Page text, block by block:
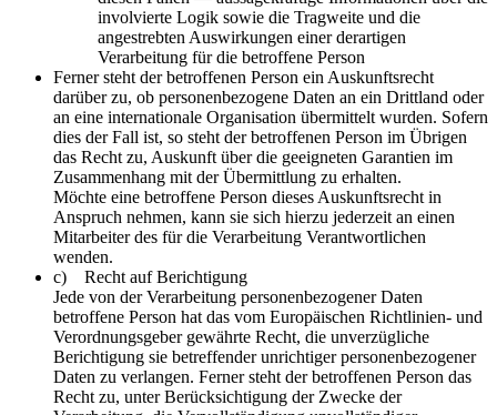
involvierte Logik sowie die Tragweite und die
angestrebten Auswirkungen einer derartigen
Verarbeitung für die betroffene Person
Ferner steht der betroffenen Person ein Auskunftsrecht
darüber zu, ob personenbezogene Daten an ein Drittland oder
an eine internationale Organisation übermittelt wurden. Sofern
dies der Fall ist, so steht der betroffenen Person im Übrigen
das Recht zu, Auskunft über die geeigneten Garantien im
Zusammenhang mit der Übermittlung zu erhalten.
Möchte eine betroffene Person dieses Auskunftsrecht in
Anspruch nehmen, kann sie sich hierzu jederzeit an einen
Mitarbeiter des für die Verarbeitung Verantwortlichen
wenden.
c) Recht auf Berichtigung
Jede von der Verarbeitung personenbezogener Daten
betroffene Person hat das vom Europäischen Richtlinien- und
Verordnungsgeber gewährte Recht, die unverzügliche
Berichtigung sie betreffender unrichtiger personenbezogener
Daten zu verlangen. Ferner steht der betroffenen Person das
Recht zu, unter Berücksichtigung der Zwecke der